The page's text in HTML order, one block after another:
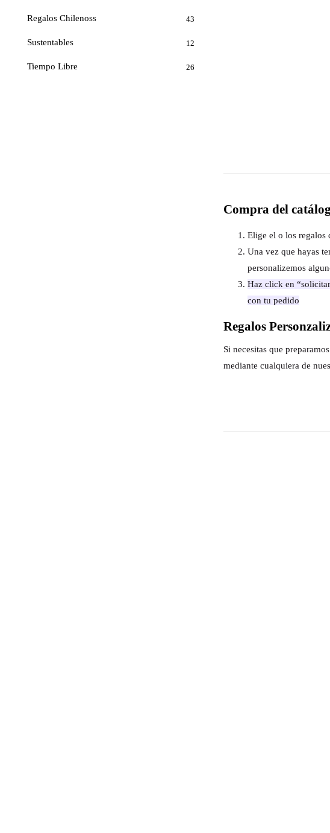
Compra del
Elige el o los regalos
Una vez que hayas
personalizemos
Haz click en
con tu pedido
Regalos
Si necesitas que
mediante cualquiera de
Regalos Chilenoss 43
Sustentables 12
Tiempo Libre 26